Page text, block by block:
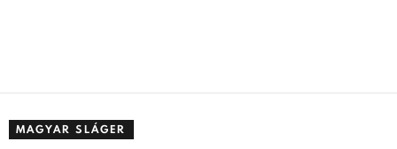
MAGYAR SLÁGER